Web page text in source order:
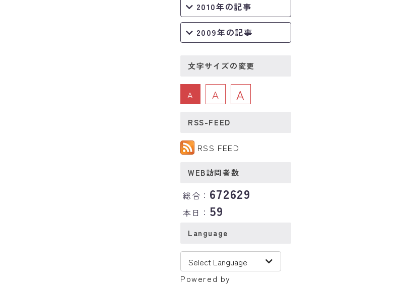
2010年の記事
2009年の記事
文字サイズの変更
A A A
RSS-FEED
RSS FEED
WEB訪問者数
総合： 672629
本日： 59
Language
Powered by